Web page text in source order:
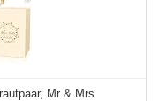
Mr & Mrs